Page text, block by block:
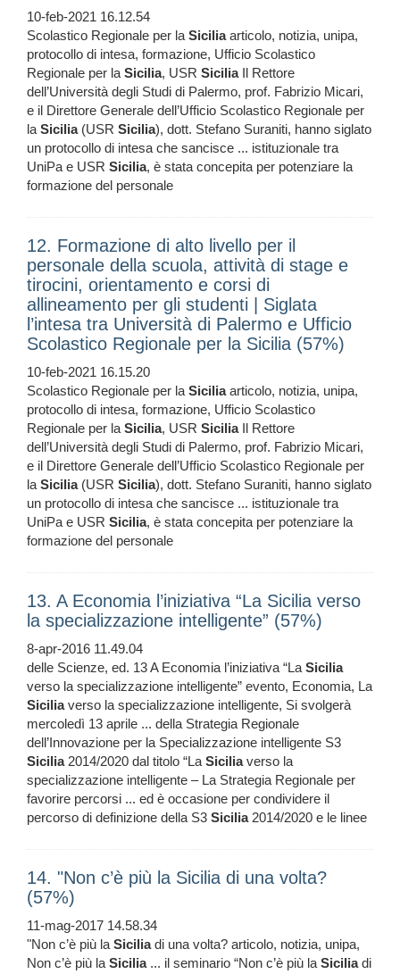
10-feb-2021 16.12.54
Scolastico Regionale per laSiciliaarticolo, notizia, unipa,
protocollo di intesa, formazione, Ufficio Scolastico
Regionale per laSicilia, USR SiciliaIl Rettore
dell’Università degli Studi di Palermo, prof. Fabrizio Micari,
e il Direttore Generale dell’Ufficio Scolastico Regionale per
laSicilia(USR Sicilia), dott. Stefano Suraniti, hanno siglato
un protocollo di intesa che sancisce ... istituzionale tra
UniPa e USR Sicilia, è stata concepita per potenziare la
formazione del personale
12. Formazione di alto livello per il
personale della scuola, attività di stage e
tirocini, orientamento e corsi di
allineamento per gli studenti | Siglata
l’intesa tra Università di Palermo e Ufficio
Scolastico Regionale per la Sicilia (57%)
10-feb-2021 16.15.20
Scolastico Regionale per laSiciliaarticolo, notizia, unipa,
protocollo di intesa, formazione, Ufficio Scolastico
Regionale per laSicilia, USR SiciliaIl Rettore
dell’Università degli Studi di Palermo, prof. Fabrizio Micari,
e il Direttore Generale dell’Ufficio Scolastico Regionale per
laSicilia(USR Sicilia), dott. Stefano Suraniti, hanno siglato
un protocollo di intesa che sancisce ... istituzionale tra
UniPa e USR Sicilia, è stata concepita per potenziare la
formazione del personale
13. A Economia l’iniziativa “La Sicilia verso
la specializzazione intelligente” (57%)
8-apr-2016 11.49.04
delle Scienze, ed. 13 A Economia l’iniziativa “LaSicilia
verso la specializzazione intelligente” evento, Economia, La
Siciliaverso la specializzazione intelligente, Si svolgerà
mercoledì 13 aprile ... della Strategia Regionale
dell’Innovazione per la Specializzazione intelligente S3
Sicilia2014/2020 dal titolo “LaSiciliaverso la
specializzazione intelligente – La Strategia Regionale per
favorire percorsi ... ed è occasione per condividere il
percorso di definizione della S3 Sicilia2014/2020 e le linee
14. "Non c’è più la Sicilia di una volta?
(57%)
11-mag-2017 14.58.34
"Non c’è più laSiciliadi una volta? articolo, notizia, unipa,
Non c’è più laSicilia... il seminario “Non c’è più laSiciliadi